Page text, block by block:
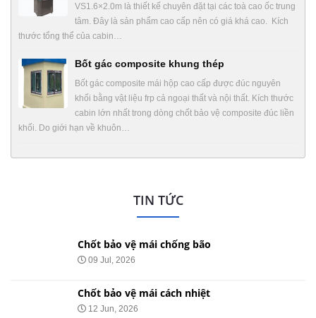
VS1.6×2.0m là thiết kế chuyên đặt tại các toà cao ốc trung
tâm. Đây là sản phẩm cao cấp nên có giá khá cao. Kích
thước tổng thể của cabin…
Bốt gác composite khung thép
Bốt gác composite mái hộp cao cấp được đúc nguyên
khối bằng vật liệu frp cả ngoại thất và nội thất. Kích thước
cabin lớn nhất trong dòng chốt bảo vệ composite đúc liền
khối. Do giới hạn về khuôn…
TIN TỨC
Chốt bảo vệ mái chống bão
09 Jul, 2026
Chốt bảo vệ mái cách nhiệt
12 Jun, 2026